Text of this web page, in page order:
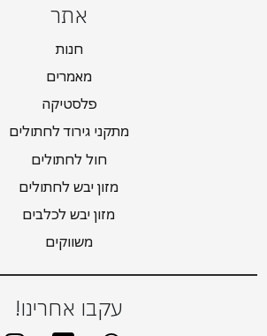
אתר
חנות
מאמרים
פלסטיקה
מתקני גירוד לחתולים
חול לחתולים
מזון יבש לחתולים
מזון יבש לכלבים
משווקים
עקבו אחרינו!